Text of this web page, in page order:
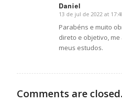
Daniel
says:
13 de jul de 2022 at
Parabéns e muito
direto e objetivo,
meus estudos.
Comments are closed.